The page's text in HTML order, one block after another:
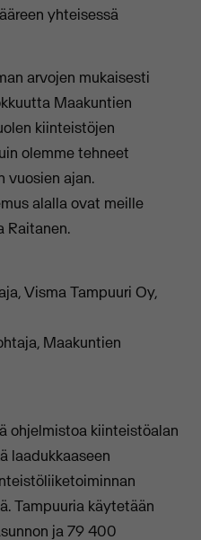
yhteisessä
arvojen mukaisesti
Maakuntien
kiinteistöjen
olemme tehneet
vuosien ajan.
alalla ovat meille
Raitanen.
Visma Tampuuri Oy,
Maakuntien
ohjelmistoa kiinteistöalan
laadukkaaseen
Tampuuria käytetään
ja 79 400